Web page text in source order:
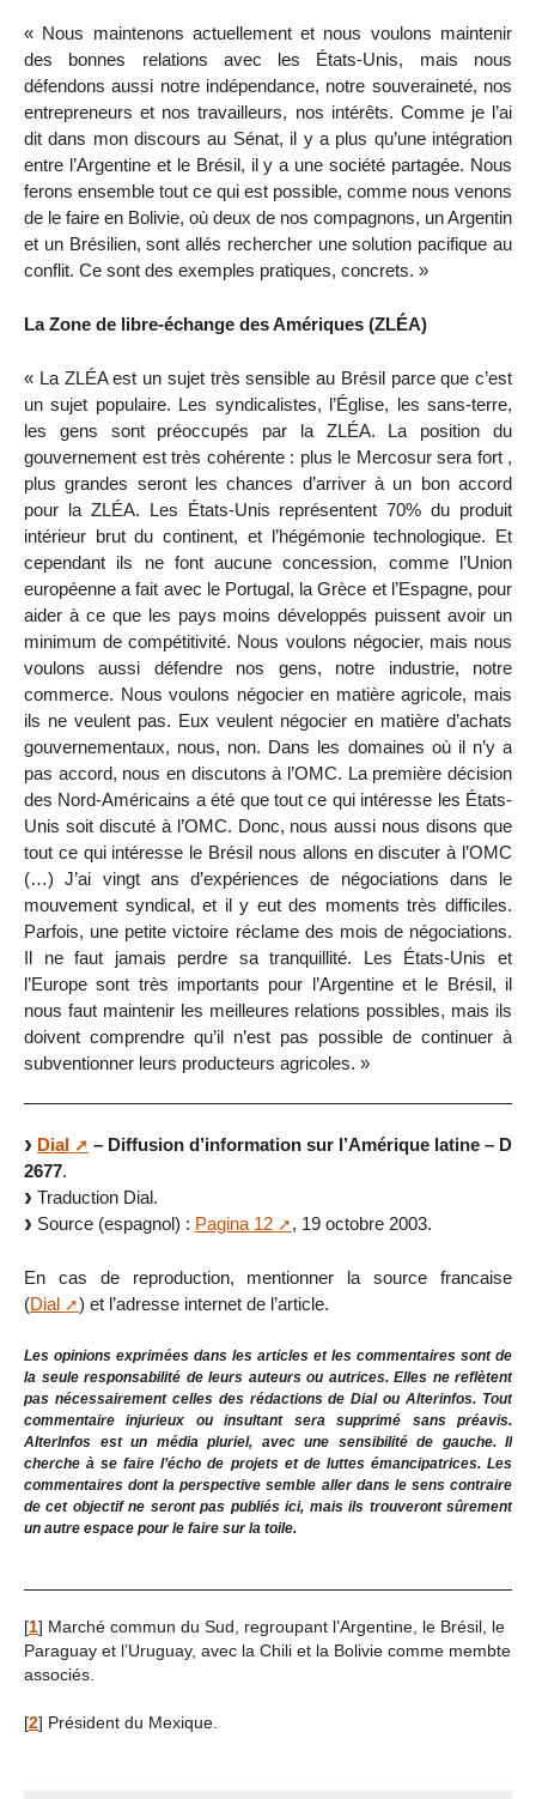
« Nous maintenons actuellement et nous voulons maintenir
des bonnes relations avec les États-Unis, mais nous
défendons aussi notre indépendance, notre souveraineté, nos
entrepreneurs et nos travailleurs, nos intérêts. Comme je l’ai
dit dans mon discours au Sénat, il y a plus qu’une intégration
entre l’Argentine et le Brésil, il y a une société partagée. Nous
ferons ensemble tout ce qui est possible, comme nous venons
de le faire en Bolivie, où deux de nos compagnons, un Argentin
et un Brésilien, sont allés rechercher une solution pacifique au
conflit. Ce sont des exemples pratiques, concrets. »
La Zone de libre-échange des Amériques (ZLÉA)
« La ZLÉA est un sujet très sensible au Brésil parce que c’est
un sujet populaire. Les syndicalistes, l’Église, les sans-terre,
les gens sont préoccupés par la ZLÉA. La position du
gouvernement est très cohérente : plus le Mercosur sera fort ,
plus grandes seront les chances d’arriver à un bon accord
pour la ZLÉA. Les États-Unis représentent 70% du produit
intérieur brut du continent, et l’hégémonie technologique. Et
cependant ils ne font aucune concession, comme l’Union
européenne a fait avec le Portugal, la Grèce et l’Espagne, pour
aider à ce que les pays moins développés puissent avoir un
minimum de compétitivité. Nous voulons négocier, mais nous
voulons aussi défendre nos gens, notre industrie, notre
commerce. Nous voulons négocier en matière agricole, mais
ils ne veulent pas. Eux veulent négocier en matière d’achats
gouvernementaux, nous, non. Dans les domaines où il n’y a
pas accord, nous en discutons à l’OMC. La première décision
des Nord-Américains a été que tout ce qui intéresse les États-
Unis soit discuté à l’OMC. Donc, nous aussi nous disons que
tout ce qui intéresse le Brésil nous allons en discuter à l’OMC
(…) J’ai vingt ans d’expériences de négociations dans le
mouvement syndical, et il y eut des moments très difficiles.
Parfois, une petite victoire réclame des mois de négociations.
Il ne faut jamais perdre sa tranquillité. Les États-Unis et
l’Europe sont très importants pour l’Argentine et le Brésil, il
nous faut maintenir les meilleures relations possibles, mais ils
doivent comprendre qu’il n’est pas possible de continuer à
subventionner leurs producteurs agricoles. »
Dial
– Diffusion d’information sur l’Amérique latine – D
2677.
Traduction Dial.
Source (espagnol) : Pagina 12 , 19 octobre 2003.
En cas de reproduction, mentionner la source francaise
(Dial ) et l’adresse internet de l’article.
Les opinions exprimées dans les articles et les commentaires sont de
la seule responsabilité de leurs auteurs ou autrices. Elles ne reflètent
pas nécessairement celles des rédactions de Dial ou Alterinfos. Tout
commentaire injurieux ou insultant sera supprimé sans préavis.
AlterInfos est un média pluriel, avec une sensibilité de gauche. Il
cherche à se faire l’écho de projets et de luttes émancipatrices. Les
commentaires dont la perspective semble aller dans le sens contraire
de cet objectif ne seront pas publiés ici, mais ils trouveront sûrement
un autre espace pour le faire sur la toile.
[1] Marché commun du Sud, regroupant l’Argentine, le Brésil, le
Paraguay et l’Uruguay, avec la Chili et la Bolivie comme membte
associés.
[2] Président du Mexique.